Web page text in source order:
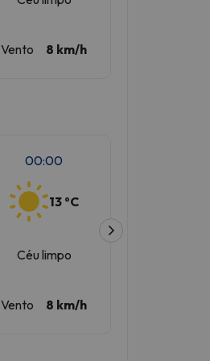
Vento 8 km/h
00:00
13 ºC
Céu limpo
Vento 8 km/h